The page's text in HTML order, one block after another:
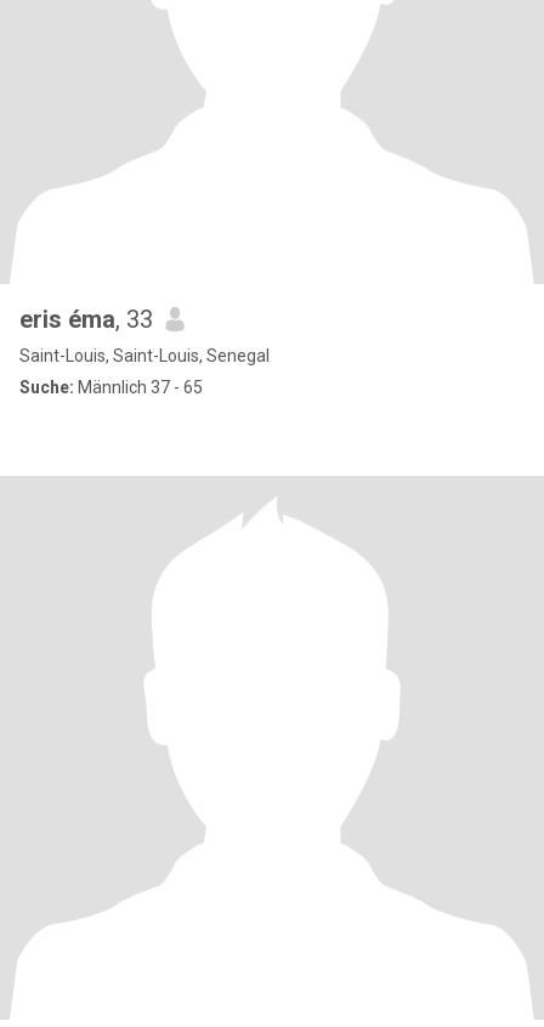
eris éma, 33
Saint-Louis, Saint-Louis, Senegal
Suche: Männlich 37 - 65